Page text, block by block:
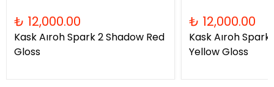
₺ 12,000.00
Kask Aıroh Spark 2 Shadow Red
Gloss
₺ 12,000.00
Kask Aıroh
Yellow Gloss